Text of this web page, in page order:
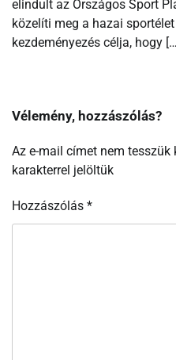
elindult az Országos Sport
közelíti meg a hazai
kezdeményezés célja, hogy
Vélemény, hozzászólás?
Az e-mail címet nem tesszük
karakterrel jelöltük
Hozzászólás *